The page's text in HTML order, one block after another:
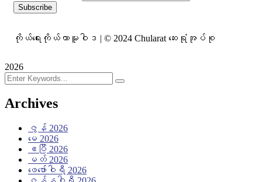
ကိုယ်ရေးကိုယ်တာမူဝါဒ | © 2024 Chularat ဆေးရုံအုပ်စု
2026
Archives
ဇွန် 2026
မေ 2026
ဧပြီ 2026
မတ် 2026
ဖေ‌ဖော်ဝါရီ 2026